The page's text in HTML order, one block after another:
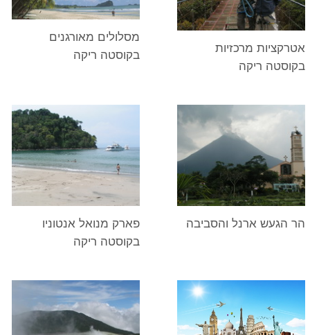
אטרקציות מרכזיות
בקוסטה ריקה
מסלולים מאורגנים
בקוסטה ריקה
הר הגעש ארנל והסביבה
פארק מנואל אנטוניו
בקוסטה ריקה